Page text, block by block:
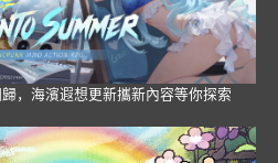
，海濱遐想更新攜新內容等你探索